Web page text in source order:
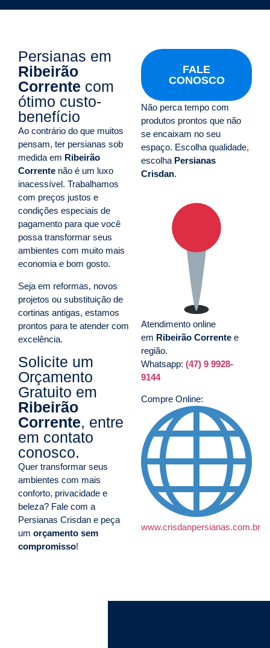
Persianas em
Ribeirão
Corrente com
ótimo custo-
benefício
Ao contrário do que muitos
pensam, ter persianas sob
medida em Ribeirão
Corrente não é um luxo
inacessível. Trabalhamos
com preços justos e
condições especiais de
pagamento para que você
possa transformar seus
ambientes com muito mais
economia e bom gosto.
Seja em reformas, novos
projetos ou substituição de
cortinas antigas, estamos
prontos para te atender com
excelência.
Solicite um
Orçamento
Gratuito em
Ribeirão
Corrente, entre
em contato
conosco.
Quer transformar seus
ambientes com mais
conforto, privacidade e
beleza? Fale com a
Persianas Crisdan e peça
um orçamento sem
compromisso!
FALE
CONOSCO
Não perca tempo com
produtos prontos que não
se encaixam no seu
espaço. Escolha qualidade,
escolha Persianas
Crisdan.
Atendimento online
em Ribeirão Corrente e
região.
Whatsapp: (47) 9 9928-
9144
Compre Online:
www.crisdanpersianas.com.br